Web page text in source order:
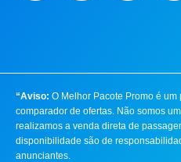
“Aviso: O Melhor Pacote Promo é
comparador de ofertas. Não somos
realizamos a venda direta de
disponibilidade são de
anunciantes.